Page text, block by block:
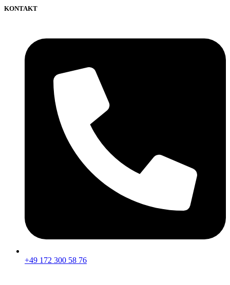
KONTAKT
+49 172 300 58 76